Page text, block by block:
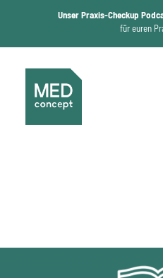
Unser Praxis-Checkup
für euren